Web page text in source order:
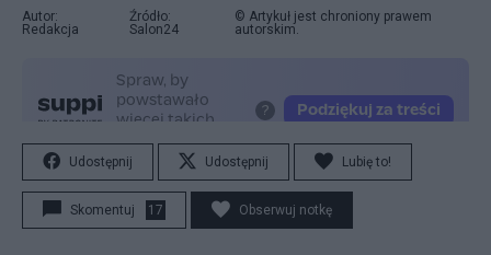
Autor:
Redakcja
Źródło:
Salon24
© Artykuł jest chroniony prawem
autorskim.
Udostępnij Udostępnij Lubię to!
Skomentuj 17 Obserwuj notkę